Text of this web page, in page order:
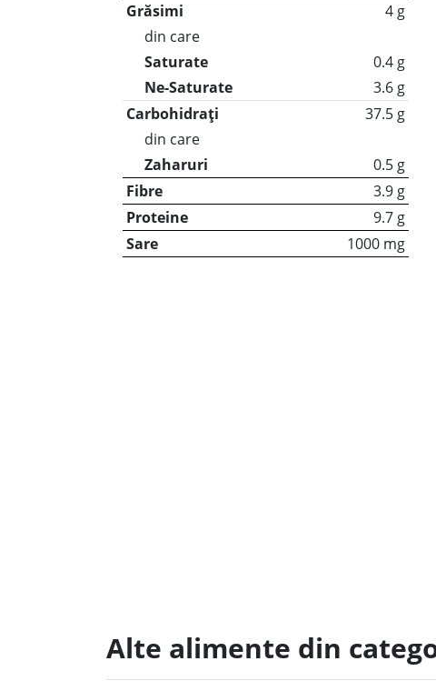
Grăsimi
4 g
din care
Saturate
0.4 g
Ne-Saturate
3.6 g
Carbohidrați
37.5 g
din care
Zaharuri
0.5 g
Fibre
3.9 g
Proteine
9.7 g
Sare
1000 mg
Alte alimente din